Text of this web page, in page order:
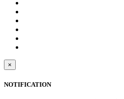
×
NOTIFICATION